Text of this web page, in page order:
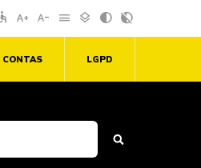
text_increase text_decrease menu layers contrast contrast_rtl_off
CONTAS LGPD